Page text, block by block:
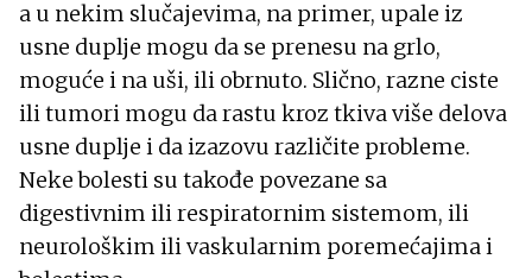
a u nekim slučajevima, na primer, upale iz
usne duplje mogu da se prenesu na grlo,
moguće i na uši, ili obrnuto. Slično, razne ciste
ili tumori mogu da rastu kroz tkiva više delova
usne duplje i da izazovu različite probleme.
Neke bolesti su takođe povezane sa
digestivnim ili respiratornim sistemom, ili
neurološkim ili vaskularnim poremećajima i